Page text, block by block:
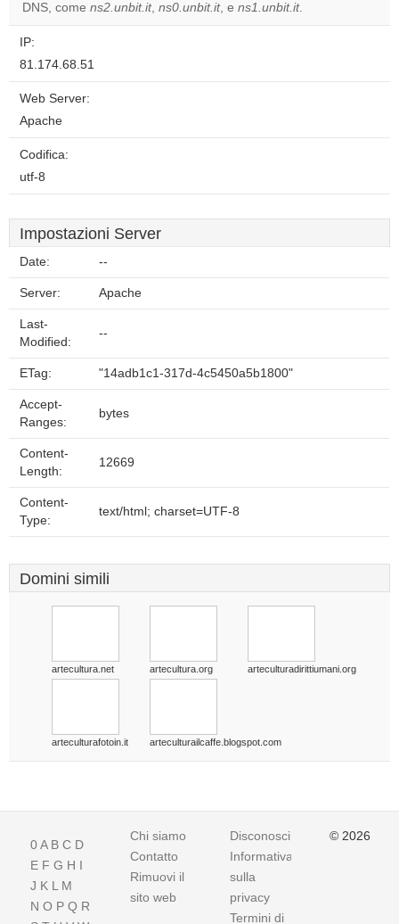
own this
DNS, come ns2.unbit.it, ns0.unbit.it, e ns1.unbit.it.
IP:
81.174.68.51
Web Server:
Apache
Codifica:
utf-8
Impostazioni Server
Date: --
Server: Apache
Last-
Modified:
--
ETag: "14adb1c1-317d-4c5450a5b1800"
Accept-
Ranges:
bytes
Content-
Length:
12669
Content-
Type:
text/html; charset=UTF-8
Domini simili
artecultura.net artecultura.org arteculturadirittiumani.org
arteculturafotoin.it arteculturailcaffe.blogspot.com
0A B C D
E F G H I
J K L M
N O P Q R
Chi siamo
Contatto
Rimuovi il
sito web
Disconoscimento
Informativa
sulla
privacy
Termini di
© 2026